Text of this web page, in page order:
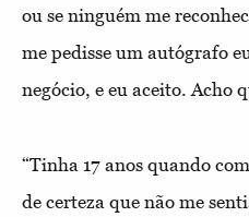
ou se ninguém me
me pedisse um autógrafo
negócio, e eu aceito. Acho
“Tinha 17 anos quando
de certeza que não me